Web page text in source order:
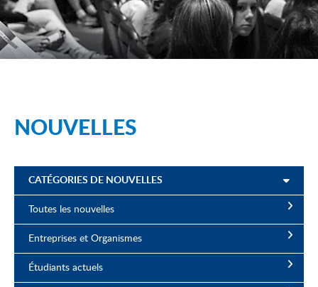
NOUVELLES
CATÉGORIES DE NOUVELLES
Toutes les nouvelles
Entreprises et Organismes
Étudiants actuels